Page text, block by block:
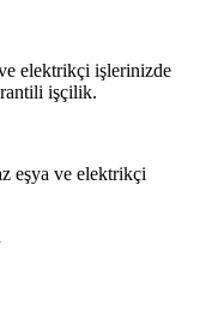
elektrikçi işlerinizde
işçilik.
eşya ve elektrikçi